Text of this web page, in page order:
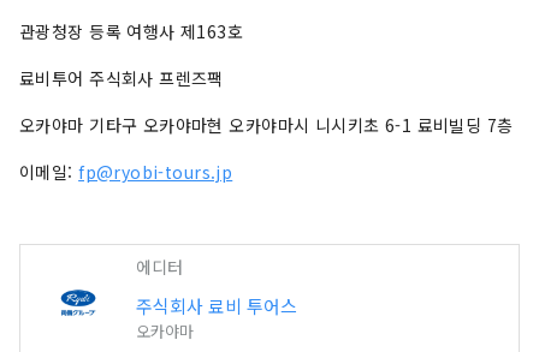
관광청장 등록 여행사 제163호
료비투어 주식회사 프렌즈팩
오카야마 기타구 오카야마현 오카야마시 니시키초 6-1 료비빌딩 7층
이메일:fp@ryobi-tours.jp
에디터
주식회사 료비 투어스
오카야마